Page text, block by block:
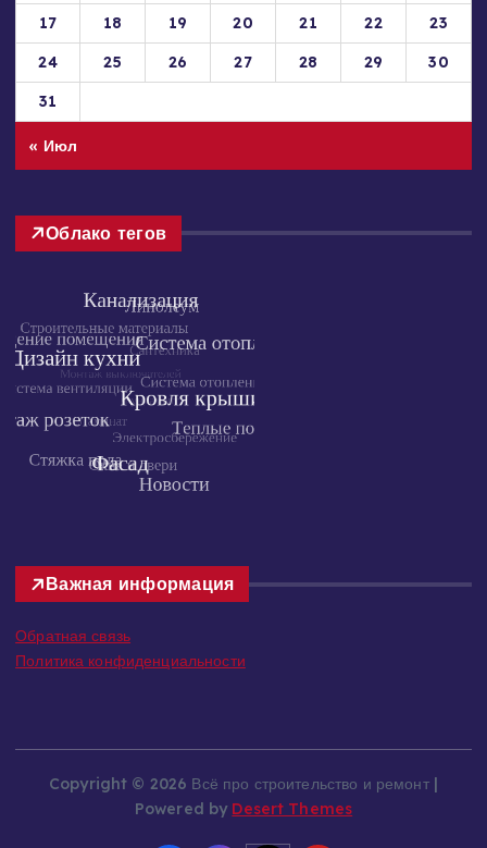
10
11 12 13 14 15
16
17
18 19 20 21 22
23
24
31